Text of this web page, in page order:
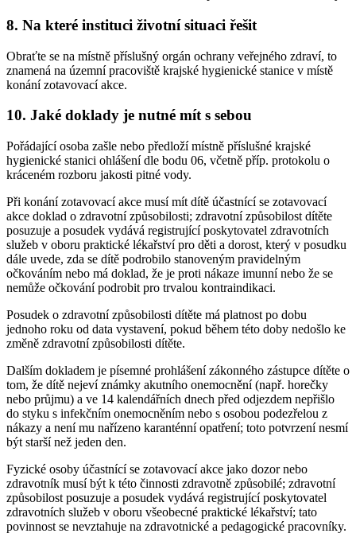
8. Na které instituci životní situaci řešit
Obraťte se na místně příslušný orgán ochrany veřejného zdraví, to
znamená na územní pracoviště krajské hygienické stanice v místě
konání zotavovací akce.
10. Jaké doklady je nutné mít s sebou
Pořádající osoba zašle nebo předloží místně příslušné krajské
hygienické stanici ohlášení dle bodu 06, včetně příp. protokolu o
kráceném rozboru jakosti pitné vody.
Při konání zotavovací akce musí mít dítě účastnící se zotavovací
akce doklad o zdravotní způsobilosti; zdravotní způsobilost dítěte
posuzuje a posudek vydává registrující poskytovatel zdravotních
služeb v oboru praktické lékařství pro děti a dorost, který v posudku
dále uvede, zda se dítě podrobilo stanoveným pravidelným
očkováním nebo má doklad, že je proti nákaze imunní nebo že se
nemůže očkování podrobit pro trvalou kontraindikaci.
Posudek o zdravotní způsobilosti dítěte má platnost po dobu
jednoho roku od data vystavení, pokud během této doby nedošlo ke
změně zdravotní způsobilosti dítěte.
Dalším dokladem je písemné prohlášení zákonného zástupce dítěte o
tom, že dítě nejeví známky akutního onemocnění (např. horečky
nebo průjmu) a ve 14 kalendářních dnech před odjezdem nepřišlo
do styku s infekčním onemocněním nebo s osobou podezřelou z
nákazy a není mu nařízeno karanténní opatření; toto potvrzení nesmí
být starší než jeden den.
Fyzické osoby účastnící se zotavovací akce jako dozor nebo
zdravotník musí být k této činnosti zdravotně způsobilé; zdravotní
způsobilost posuzuje a posudek vydává registrující poskytovatel
zdravotních služeb v oboru všeobecné praktické lékařství; tato
povinnost se nevztahuje na zdravotnické a pedagogické pracovníky.